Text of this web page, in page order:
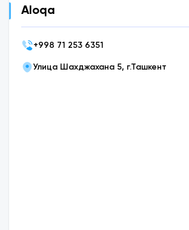
Aloqa
+998 71 253 6351
Улица Шахджахана 5, г.Ташкент